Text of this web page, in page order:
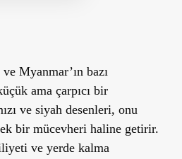
Myanmar’ın bazı
ama çarpıcı bir
ve siyah desenleri, onu
bir mücevheri haline getirir.
ve yerde kalma